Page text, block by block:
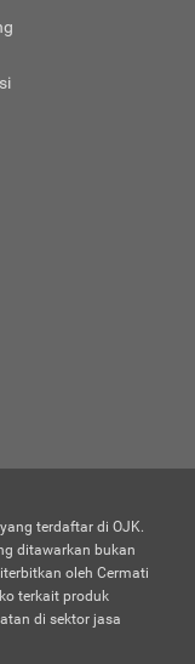
terdaftar di OJK.
ditawarkan bukan
oleh Cermati
terkait produk
di sektor jasa